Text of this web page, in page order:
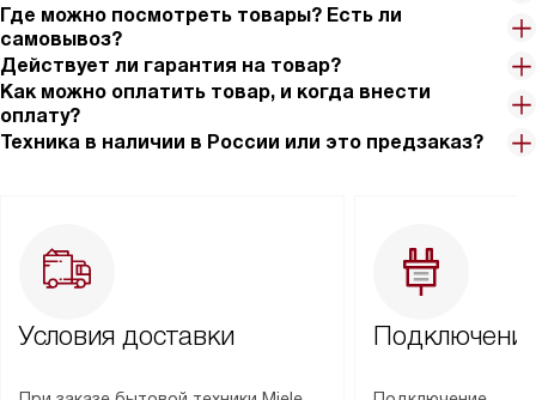
Где можно посмотреть товары? Есть ли
самовывоз?
Действует ли гарантия на товар?
Как можно оплатить товар, и когда внести
оплату?
Техника в наличии в России или это предзаказ?
Условия доставки